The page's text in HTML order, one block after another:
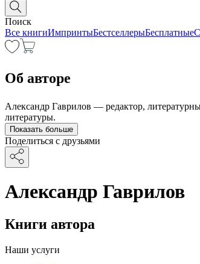
Поиск
Все книгиИмпринтыБестселлерыБесплатные
Об авторе
Александр Гаврилов — редактор,
литературы.
Показать больше
Поделиться с друзьями
Александр Гаврилов
Книги автора
Наши услуги